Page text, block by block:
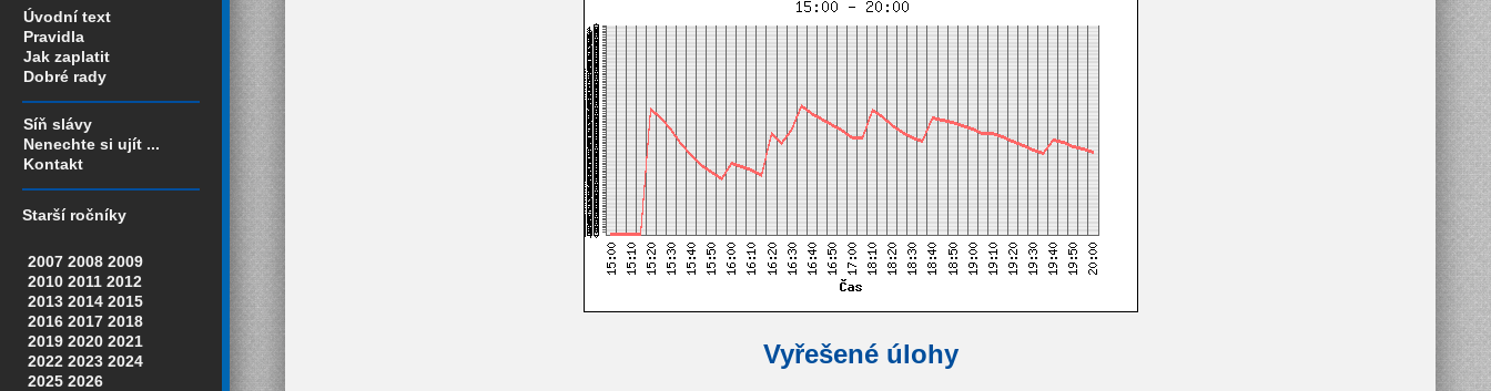
Úvodní text
Pravidla
Jak zaplatit
Dobré rady
Síň slávy
Nenechte si ujít ...
Kontakt
Starší ročníky
2007 2008 2009
2010 2011 2012
2013 2014 2015
2016 2017 2018
2019 2020 2021
2022 2023 2024
2025 2026
Vyřešené úlohy